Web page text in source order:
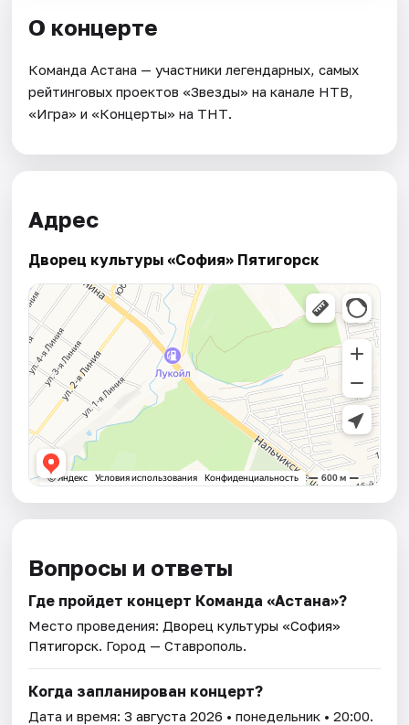
О концерте
Команда Астана — участники легендарных, самых
рейтинговых проектов «Звезды» на канале НТВ,
«Игра» и «Концерты» на ТНТ.
Адрес
Дворец культуры «София» Пятигорск
Вопросы и ответы
Где пройдет концерт Команда «Астана»?
Место проведения: Дворец культуры «София»
Пятигорск. Город — Ставрополь.
Когда запланирован концерт?
Дата и время:3 августа 2026 • понедельник • 20:00.